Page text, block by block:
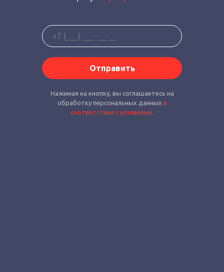
Нажимая на кнопку, вы соглашаетесь на
обработку персональных данных в
соответствии с условиями.
Отправить